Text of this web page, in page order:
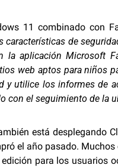
11 combinado con
características de
aplicación Microsoft
web aptos para niños
y utilice los informes de
con el seguimiento de la
está desplegando
el año pasado.
para los usuarios